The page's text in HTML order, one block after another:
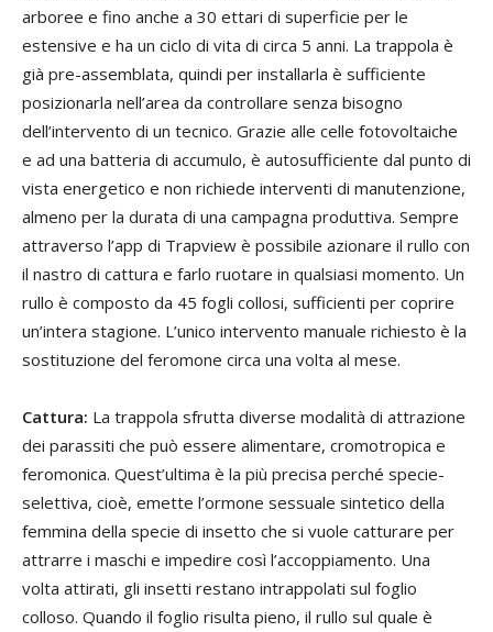
arboree e fino anche a 30 ettari di superficie per le
estensive e ha un ciclo di vita di circa 5 anni. La trappola è
già pre-assemblata, quindi per installarla è sufficiente
posizionarla nell’area da controllare senza bisogno
dell’intervento di un tecnico. Grazie alle celle fotovoltaiche
e ad una batteria di accumulo, è autosufficiente dal punto di
vista energetico e non richiede interventi di manutenzione,
almeno per la durata di una campagna produttiva. Sempre
attraverso l’app di Trapview è possibile azionare il rullo con
il nastro di cattura e farlo ruotare in qualsiasi momento. Un
rullo è composto da 45 fogli collosi, sufficienti per coprire
un’intera stagione. L’unico intervento manuale richiesto è la
sostituzione del feromone circa una volta al mese.
Cattura: La trappola sfrutta diverse modalità di attrazione
dei parassiti che può essere alimentare, cromotropica e
feromonica. Quest’ultima è la più precisa perché specie-
selettiva, cioè, emette l’ormone sessuale sintetico della
femmina della specie di insetto che si vuole catturare per
attrarre i maschi e impedire così l’accoppiamento. Una
volta attirati, gli insetti restano intrappolati sul foglio
colloso. Quando il foglio risulta pieno, il rullo sul quale è